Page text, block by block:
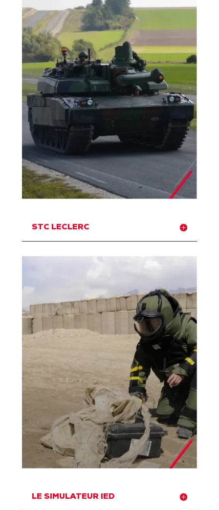
STC LECLERC
LE SIMULATEUR IED